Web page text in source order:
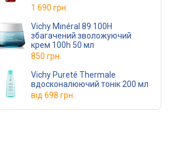
1 690 грн.
Vichy Minéral 89 100H
збагачений зволожуючий
крем 100h 50 мл
850 грн.
Vichy Pureté Thermale
вдосконалюючий тонік 200 мл
від 698 грн.